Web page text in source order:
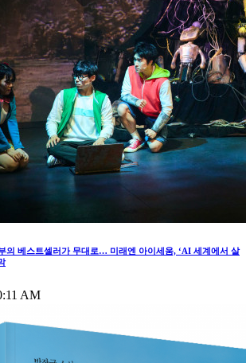
의 베스트셀러가 무대로… 미래엔 아이세움, ‘AI 세계에서 살
AM